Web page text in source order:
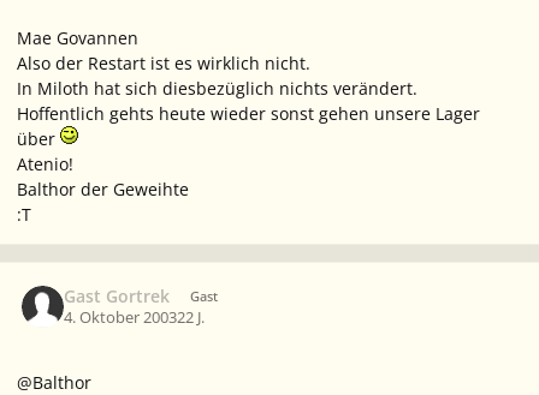
Mae Govannen
Also der Restart ist es wirklich nicht.
In Miloth hat sich diesbezüglich nichts verändert.
Hoffentlich gehts heute wieder sonst gehen unsere Lager
über
Atenio!
Balthor der Geweihte
:T
Gast Gortrek Gast
4. Oktober 200322 J.
@Balthor